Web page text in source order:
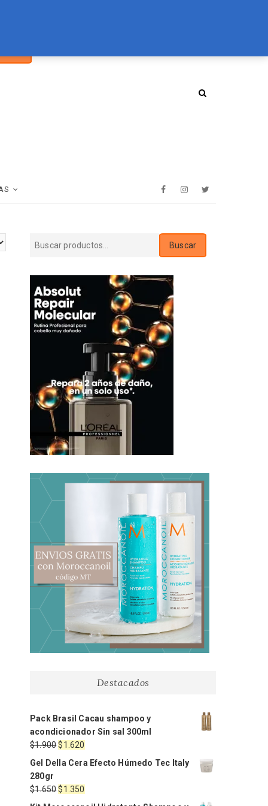
FacebookInstagram
Buscar
Destacados
Pack Brasil Cacau shampoo y
acondicionador Sin sal 300ml
$1.900El
precio
era:
$1.900.
$1.620
precio
es:
$1.620.
Gel Della Cera Efecto Húmedo Tec Italy
280gr
$1.650El
$1.350
precio